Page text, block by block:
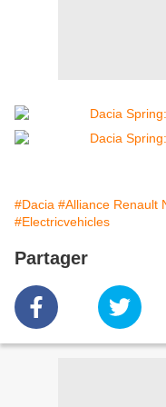
#Dacia #Alliance Renault
#Electricvehicles
Partager